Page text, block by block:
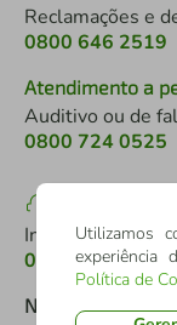
Reclamações e
0800 646 2519
Atendimento a
Auditivo ou de
0800 724 0525
Informações,
0800 724 7220
Nossas Redes
Utilizamos
experiência
Política de